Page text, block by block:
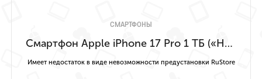
СМАРТФОНЫ
Смартфон Apple iPhone 17 Pro 1 ТБ («Насыщенный синий» | Deep Blue) Имеет недостаток в виде невозможности предустановки RuStore
Имеет недостаток в виде невозможности предустановки RuStore